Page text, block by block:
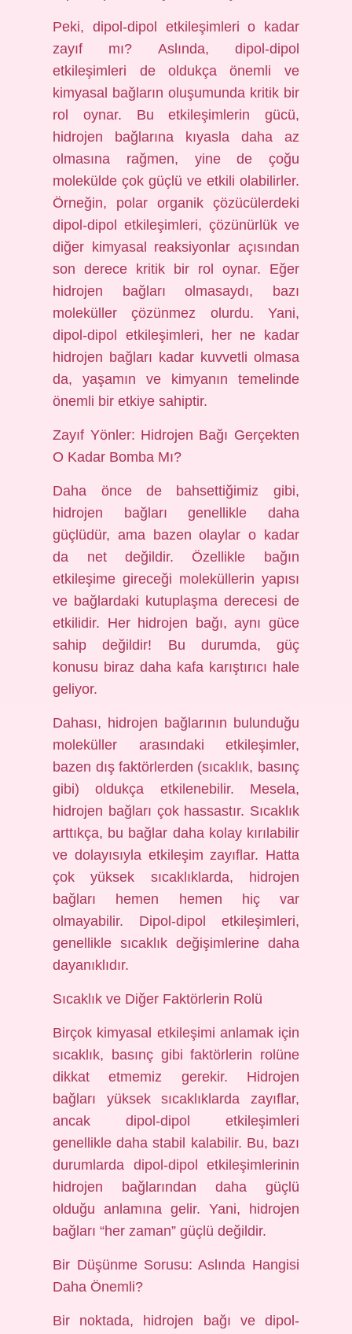
Peki, dipol-dipol etkileşimleri o kadar
zayıf mı? Aslında, dipol-dipol
etkileşimleri de oldukça önemli ve
kimyasal bağların oluşumunda kritik bir
rol oynar. Bu etkileşimlerin gücü,
hidrojen bağlarına kıyasla daha az
olmasına rağmen, yine de çoğu
molekülde çok güçlü ve etkili olabilirler.
Örneğin, polar organik çözücülerdeki
dipol-dipol etkileşimleri, çözünürlük ve
diğer kimyasal reaksiyonlar açısından
son derece kritik bir rol oynar. Eğer
hidrojen bağları olmasaydı, bazı
moleküller çözünmez olurdu. Yani,
dipol-dipol etkileşimleri, her ne kadar
hidrojen bağları kadar kuvvetli olmasa
da, yaşamın ve kimyanın temelinde
önemli bir etkiye sahiptir.
Zayıf Yönler: Hidrojen Bağı Gerçekten
O Kadar Bomba Mı?
Daha önce de bahsettiğimiz gibi,
hidrojen bağları genellikle daha
güçlüdür, ama bazen olaylar o kadar
da net değildir. Özellikle bağın
etkileşime gireceği moleküllerin yapısı
ve bağlardaki kutuplaşma derecesi de
etkilidir. Her hidrojen bağı, aynı güce
sahip değildir! Bu durumda, güç
konusu biraz daha kafa karıştırıcı hale
geliyor.
Dahası, hidrojen bağlarının bulunduğu
moleküller arasındaki etkileşimler,
bazen dış faktörlerden (sıcaklık, basınç
gibi) oldukça etkilenebilir. Mesela,
hidrojen bağları çok hassastır. Sıcaklık
arttıkça, bu bağlar daha kolay kırılabilir
ve dolayısıyla etkileşim zayıflar. Hatta
çok yüksek sıcaklıklarda, hidrojen
bağları hemen hemen hiç var
olmayabilir. Dipol-dipol etkileşimleri,
genellikle sıcaklık değişimlerine daha
dayanıklıdır.
Sıcaklık ve Diğer Faktörlerin Rolü
Birçok kimyasal etkileşimi anlamak için
sıcaklık, basınç gibi faktörlerin rolüne
dikkat etmemiz gerekir. Hidrojen
bağları yüksek sıcaklıklarda zayıflar,
ancak dipol-dipol etkileşimleri
genellikle daha stabil kalabilir. Bu, bazı
durumlarda dipol-dipol etkileşimlerinin
hidrojen bağlarından daha güçlü
olduğu anlamına gelir. Yani, hidrojen
bağları “her zaman” güçlü değildir.
Bir Düşünme Sorusu: Aslında Hangisi
Daha Önemli?
Bir noktada, hidrojen bağı ve dipol-